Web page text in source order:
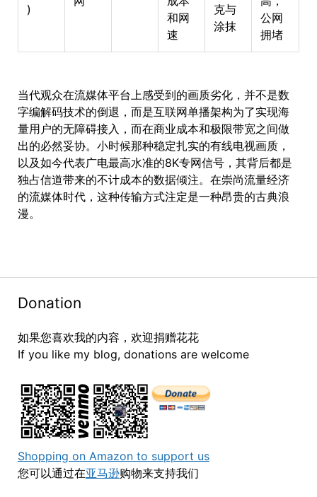
Donation
如果您喜欢我的内容，欢迎捐赠花花
If you like my blog, donations are welcome
Shopping on Amazon to support us
您可以通过在亚马逊购物来支持我们
)
和网
速
克与
涂抹
公网
拥堵
当代观众在流媒体平台上感受到的画质劣化，并不是数
字编解码技术的倒退，而是互联网单播架构为了实现海
量用户的无障碍接入，而在商业成本和极限带宽之间做
出的必然妥协。小时候那种稳定扎实的有线电视画质，
以及如今代表广电最高水准的8K专网信号，其背后都是
独占信道带来的不计成本的数据倾注。在崇尚流量经济
的流媒体时代，这种传输方式注定是一种昂贵的古典浪
漫。